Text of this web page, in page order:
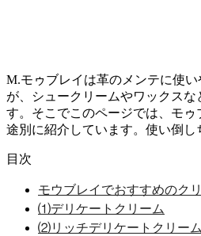
M.モゥブレイは革のメンテに使
が、シュークリームやワックスな
す。そこでこのページでは、モゥ
途別に紹介しています。使い倒し
目次
モウブレイでおすすめのク
⑴デリケートクリーム
⑵リッチデリケートクリーム